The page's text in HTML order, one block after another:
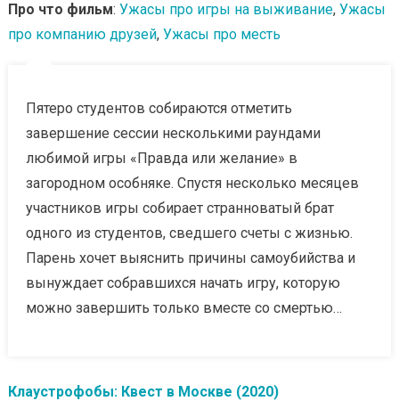
Про что фильм: Ужасы про игры на выживание, Ужасы
про компанию друзей, Ужасы про месть
Пятеро студентов собираются отметить
завершение сессии несколькими раундами
любимой игры «Правда или желание» в
загородном особняке. Спустя несколько месяцев
участников игры собирает странноватый брат
одного из студентов, сведшего счеты с жизнью.
Парень хочет выяснить причины самоубийства и
вынуждает собравшихся начать игру, которую
можно завершить только вместе со смертью…
Клаустрофобы: Квест в Москве (2020)